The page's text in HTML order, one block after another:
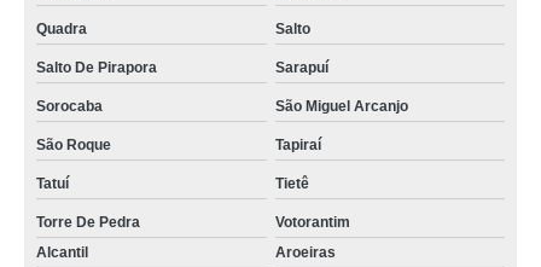
Quadra Salto
Salto De Pirapora Sarapuí
Sorocaba São Miguel Arcanjo
São Roque Tapiraí
Tatuí Tietê
Torre De Pedra
Votorantim
Alcantil
Aroeiras